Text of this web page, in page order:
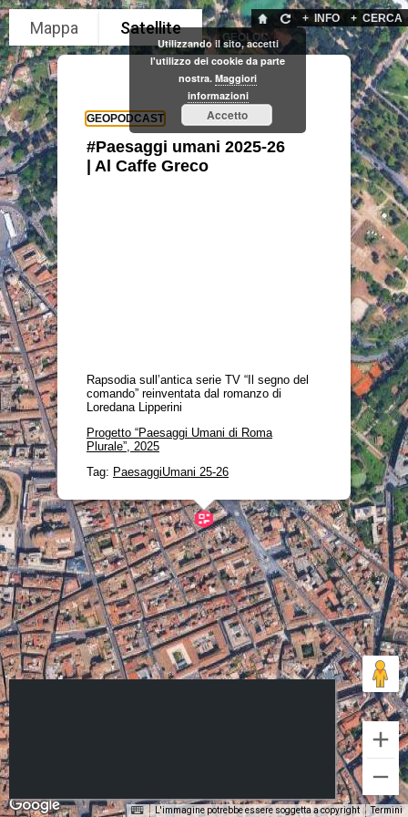
+ CERCA
+ INFO
GEOLOC
Utilizzando il sito, accetti
l'utilizzo dei cookie da parte
nostra. Maggiori
informazioni
Accetto